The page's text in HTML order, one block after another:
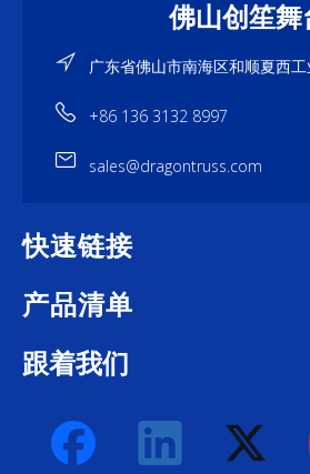
佛山创笙舞
广东省佛山市南海区和顺夏西
+86 136 3132 8997
sales@dragontruss.com
快速链接
产品清单
跟着我们